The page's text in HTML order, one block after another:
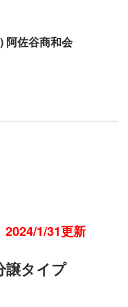
阿佐谷商和会
2024/1/31更新
譲タイプ